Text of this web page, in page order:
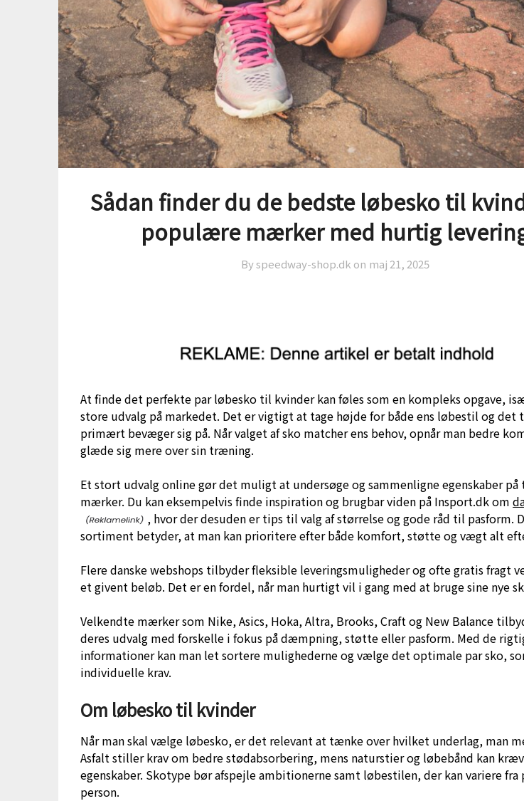
Sådan finder du de bedste løbesko til
populære mærker med hurtig
By speedway-shop.dk on maj 21, 2025
At finde det perfekte par løbesko til kvinder kan føles som en kompleks opgave,
store udvalg på markedet. Det er vigtigt at tage højde for både ens løbestil og det
primært bevæger sig på. Når valget af sko matcher ens behov, opnår man bedre
glæde sig mere over sin træning.
Et stort udvalg online gør det muligt at undersøge og sammenligne egenskaber på
mærker. Du kan eksempelvis finde inspiration og brugbar viden på Insport.dk om
, hvor der desuden er tips til valg af størrelse og gode råd til pasform.
sortiment betyder, at man kan prioritere efter både komfort, støtte og vægt alt
Flere danske webshops tilbyder fleksible leveringsmuligheder og ofte gratis fragt
et givent beløb. Det er en fordel, når man hurtigt vil i gang med at bruge sine nye
Velkendte mærker som Nike, Asics, Hoka, Altra, Brooks, Craft og New Balance
deres udvalg med forskelle i fokus på dæmpning, støtte eller pasform. Med de
informationer kan man let sortere mulighederne og vælge det optimale par sko,
individuelle krav.
Om løbesko til kvinder
Når man skal vælge løbesko, er det relevant at tænke over hvilket underlag, man
Asfalt stiller krav om bedre stødabsorbering, mens naturstier og løbebånd kan
egenskaber. Skotype bør afspejle ambitionerne samt løbestilen, der kan variere fra
person.